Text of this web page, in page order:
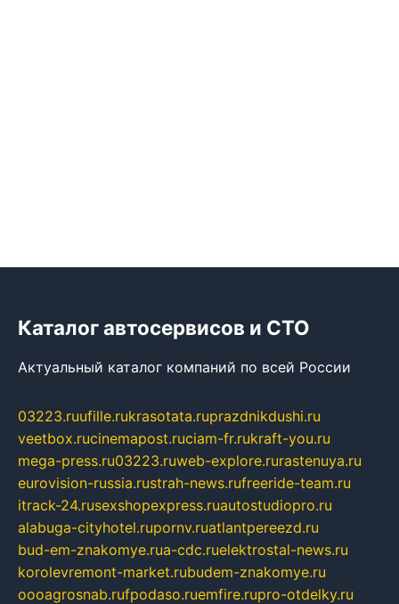
Каталог автосервисов и СТО
Актуальный каталог компаний по всей России
03223.ruufille.rukrasotata.ruprazdnikdushi.ru
veetbox.rucinemapost.ruciam-fr.rukraft-you.ru
mega-press.ru03223.ruweb-explore.rurastenuya.ru
eurovision-russia.rustrah-news.rufreeride-team.ru
itrack-24.rusexshopexpress.ruautostudiopro.ru
alabuga-cityhotel.rupornv.ruatlantpereezd.ru
bud-em-znakomye.rua-cdc.ruelektrostal-news.ru
korolevremont-market.rubudem-znakomye.ru
oooagrosnab.rufpodaso.ruemfire.rupro-otdelky.ru